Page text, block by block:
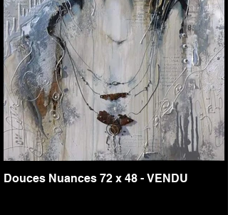
Douces Nuances 72 x 48 - VENDU